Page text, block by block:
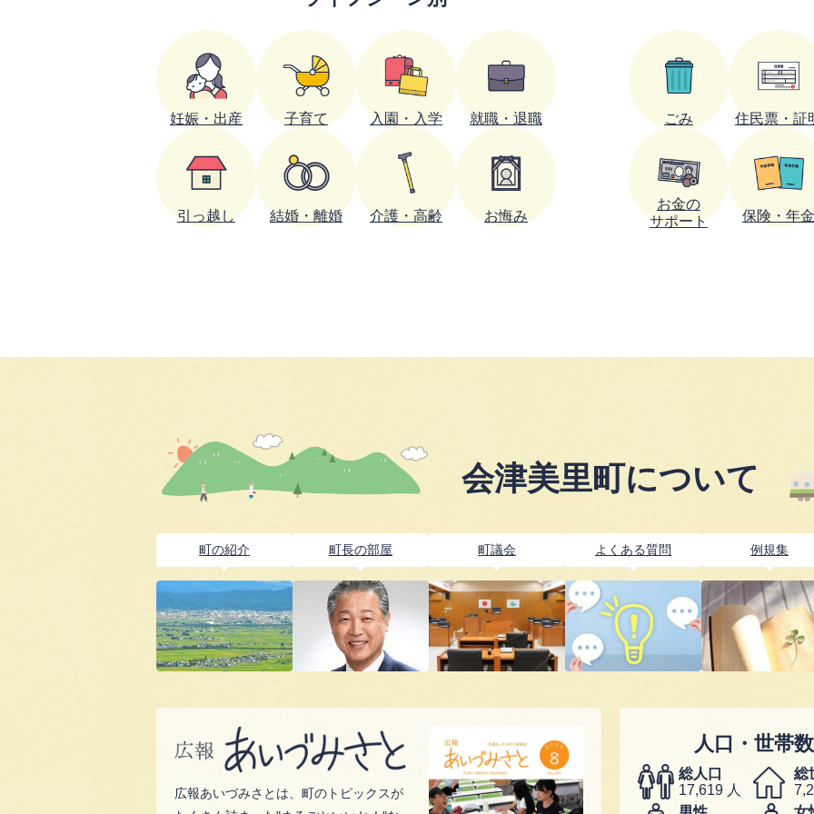
妊娠・出産 子育て 入園・入学 就職・退職
引っ越し 結婚・離婚 介護・高齢 お悔み
ごみ 住民票・証
お金の
サポート
保険・年金
会津美里町について
町の紹介 町長の部屋 町議会 よくある質問 例規集
広報あいづみさとは、町のトピックスが
人口・世帯数
総人口
17,619 人
総